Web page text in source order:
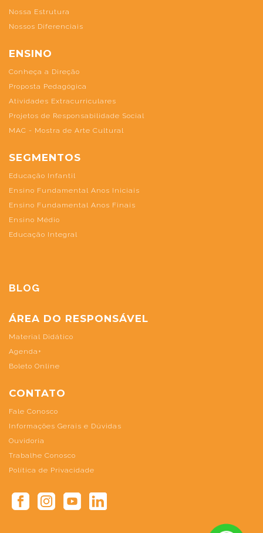
Nossa Estrutura
Nossos Diferenciais
ENSINO
Conheça a Direção
Proposta Pedagógica
Atividades Extracurriculares
Projetos de Responsabilidade Social
MAC - Mostra de Arte Cultural
SEGMENTOS
Educação Infantil
Ensino Fundamental Anos Iniciais
Ensino Fundamental Anos Finais
Ensino Médio
Educação Integral
BLOG
ÁREA DO RESPONSÁVEL
Material Didático
Agenda+
Boleto Online
CONTATO
Fale Conosco
Informações Gerais e Dúvidas
Ouvidoria
Trabalhe Conosco
Política de Privacidade